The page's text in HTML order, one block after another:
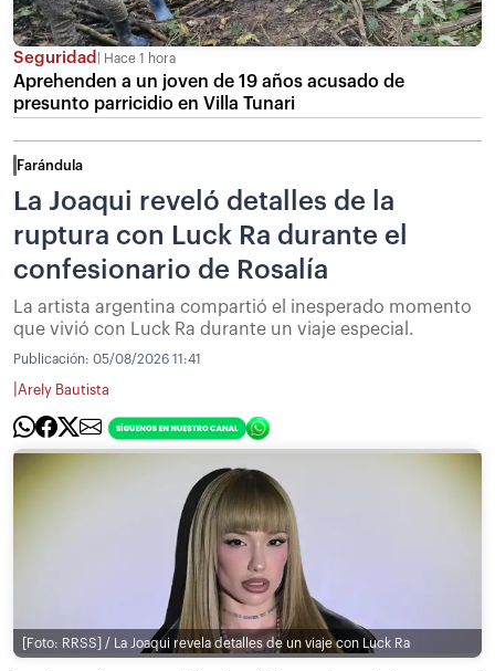
Seguridad Hace 1 hora
Aprehenden a un joven de 19 años acusado de
presunto parricidio en Villa Tunari
Farándula
La Joaqui reveló detalles de la
ruptura con Luck Ra durante el
confesionario de Rosalía
La artista argentina compartió el inesperado momento
que vivió con Luck Ra durante un viaje especial.
Publicación: 05/08/2026 11:41
Arely Bautista
[Foto: RRSS] / La Joaqui revela detalles de un viaje con Luck Ra